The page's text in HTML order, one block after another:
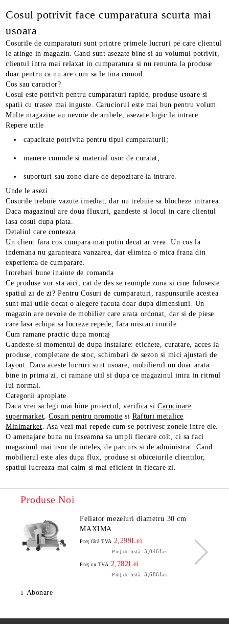
Cosul potrivit face cumparatura scurta mai
usoara
Cosurile de cumparaturi sunt printre primele lucruri pe care clientul
le atinge in magazin. Cand sunt asezate bine si au volumul potrivit,
clientul intra mai relaxat in cumparatura si nu renunta la produse
doar pentru ca nu are cum sa le tina comod.
Cos sau carucior?
Cosul este potrivit pentru cumparaturi rapide, produse usoare si
spatii cu trasee mai inguste. Caruciorul este mai bun pentru volum.
Multe magazine au nevoie de ambele, asezate logic la intrare.
Repere utile
capacitate potrivita pentru tipul cumparaturii;
manere comode si material usor de curatat;
suporturi sau zone clare de depozitare la intrare.
Unde le asezi
Cosurile trebuie vazute imediat, dar nu trebuie sa blocheze intrarea.
Daca magazinul are doua fluxuri, gandeste si locul in care clientul
lasa cosul dupa plata.
Detaliul care conteaza
Un client fara cos cumpara mai putin decat ar vrea. Un cos la
indemana nu garanteaza vanzarea, dar elimina o mica frana din
experienta de cumparare.
Intrebari bune inainte de comanda
Ce produse vor sta aici, cat de des se reumple zona si cine foloseste
spatiul zi de zi? Pentru Cosuri de cumparaturi, raspunsurile acestea
sunt mai utile decat o alegere facuta doar dupa dimensiuni. Un
magazin are nevoie de mobilier care arata ordonat, dar si de piese
care lasa echipa sa lucreze repede, fara miscari inutile.
Cum ramane practic dupa montaj
Gandeste si momentul de dupa instalare: etichete, curatare, acces la
produse, completare de stoc, schimbari de sezon si mici ajustari de
layout. Daca aceste lucruri sunt usoare, mobilierul nu doar arata
bine in prima zi, ci ramane util si dupa ce magazinul intra in ritmul
lui normal.
Categorii apropiate
Daca vrei sa legi mai bine proiectul, verifica si Carucioare
supermarket,Cosuri pentru promotie si Rafturi metalice
Minimarket. Asa vezi mai repede cum se potrivesc zonele intre ele.
O amenajare buna nu inseamna sa umpli fiecare colt, ci sa faci
magazinul mai usor de inteles, de parcurs si de administrat. Cand
mobilierul este ales dupa flux, produse si obiceiurile clientilor,
spatiul lucreaza mai calm si mai eficient in fiecare zi.
Produse Noi
Feliator mezeluri diametru 30 cm
MAXIMA
Preţ fără TVA 2,299Lei
Preț de listă: 3,046Lei
Preţ cu TVA 2,782Lei
Preț de listă: 3,686Lei
Abonare